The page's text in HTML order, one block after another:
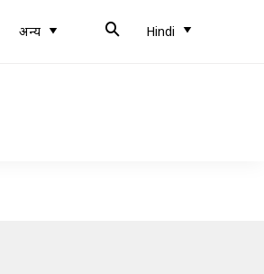
अन्य Hindi